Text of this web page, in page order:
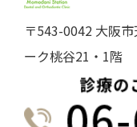
〒543-0042 大阪
ーク桃谷21・1階